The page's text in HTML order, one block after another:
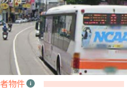
物件